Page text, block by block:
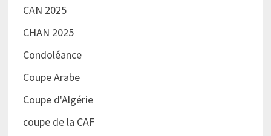
CAN 2025
CHAN 2025
Condoléance
Coupe Arabe
Coupe d'Algérie
coupe de la CAF